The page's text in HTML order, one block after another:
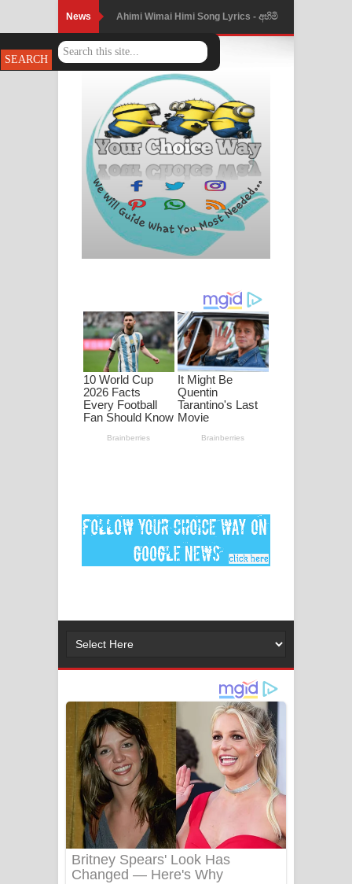
News Ahimi Wimai Himi Song Lyrics - අහිමි
විමයි හිමි ගීතයේ පද පෙළ
Mathaka Parana Song Lyrics - මතක
පාරනා ගීතයේ පද පෙළ
Nimnadhen Song Lyrics - නිම්නාදෙන්
ගීතයේ පද පෙළ
Obamai Mage Adare Song Lyrics -
ඔබමයි මගේ ආදරේ ගීතයේ පද පෙළ
ගීතයේ පද පෙළ
Ankeliya Song Lyrics - අංකෙළිය ගීතයේ
පද පෙළ
DEAR GOD Song Lyrics - ඩියර් ගෝඩ්
මනමාල කතා ගීතයේ පද පෙළ
Dai Dai Lyrics - Shakira, Burna Boy |
අම්මා ගීතයේ පද පෙළ
ගීතයේ පද පෙළ
Niwuna Numba Hinda Song Lyrics -
නිවුනා නුඹ හින්දා ගීතයේ පද පෙළ
Numba Dun Aadare Song Lyrics - නුඹ
දුන් ආදරේ ගීතයේ පද පෙළ
Liyamuda Dan Anagathe Song Lyrics